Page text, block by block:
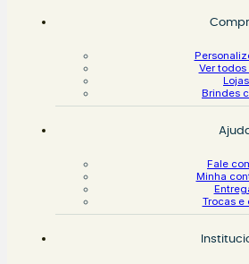
Ver
Brindes
Fale
Minha
Trocas e